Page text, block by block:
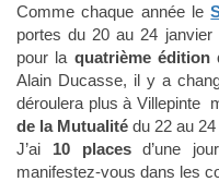
Comme chaque année le
portes du 20 au 24 janvier
pour la quatrième édition
Alain Ducasse, il y a
déroulera plus à Villepinte
de la Mutualité du 22 au 24
J’ai 10 placesd’une
manifestez-vous dans les